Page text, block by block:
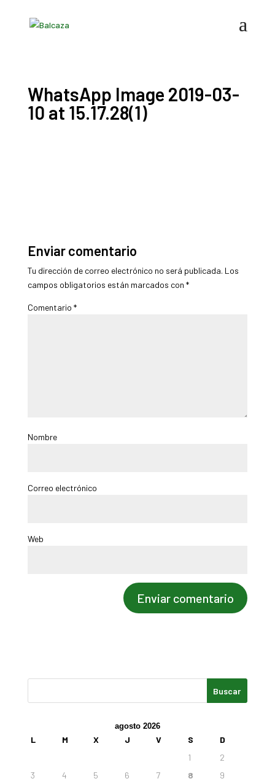
WhatsApp Image 2019-03-
10 at 15.17.28(1)
Enviar comentario
Tu dirección de correo electrónico no será publicada. Los
campos obligatorios están marcados con *
Comentario *
Nombre
Correo electrónico
Web
agosto 2026
L M X J V S
D
1
2
3
4 5 6 7 8
9